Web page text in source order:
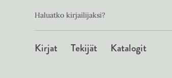
Toissijainen
Haluatko kirjailijaksi?
Päävalikko
Kirjat Tekijät Katalogit